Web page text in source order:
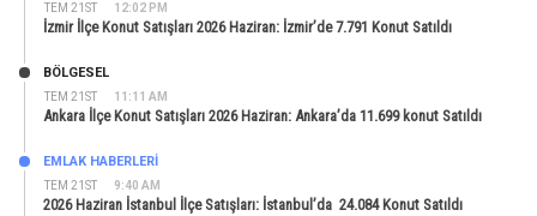
TEM 21ST 12:02 PM
İzmir İlçe Konut Satışları 2026 Haziran: İzmir’de 7.791 Konut Satıldı
TEM 21ST 11:11 AM
BÖLGESEL
Ankara İlçe Konut Satışları 2026 Haziran: Ankara’da 11.699 konut Satıldı
TEM 21ST 9:40 AM
EMLAK HABERLERI
2026 Haziran İstanbul İlçe Satışları: İstanbul’da 24.084 Konut Satıldı